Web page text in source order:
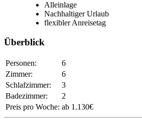
Alleinlage
Nachhaltiger Urlaub
flexibler Anreisetag
Überblick
Personen:
6
Zimmer:
6
Schlafzimmer:
3
Badezimmer:
2
Preis pro Woche: ab 1.130€